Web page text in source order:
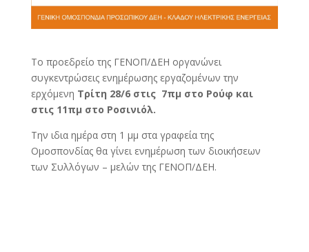
Το προεδρείο της ΓΕΝΟΠ/ΔΕΗ οργανώνει
συγκεντρώσεις ενημέρωσης εργαζομένων την
ερχόμενη Τρίτη 28/6 στις 7πμ στο Ρούφ και
στις 11πμ στο Ροσινιόλ.
Την ιδια ημέρα στη 1 μμ στα γραφεία της
Ομοσπονδίας θα γίνει ενημέρωση των διοικήσεων
των Συλλόγων – μελών της ΓΕΝΟΠ/ΔΕΗ.